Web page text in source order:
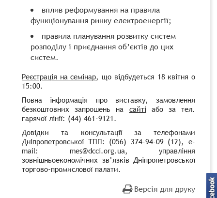
вплив реформування на правила
функціонування ринку електроенергії;
правила планування розвитку систем
розподілу і приєднання об’єктів до цих
систем.
Реєстрація на семінар, що відбудеться 18 квітня о
15:00.
Повна інформація про виставку, замовлення
безкоштовних запрошень на сайті або за тел.
гарячої лінії: (44) 461-9121.
Довідки та консультації за телефонами
Дніпропетровської ТПП: (056) 374-94-09 (12), e-
mail: mes@dcci.org.ua, управління
зовнішньоекономічних зв’язків Дніпропетровської
торгово-промислової палати.
Версія для друку